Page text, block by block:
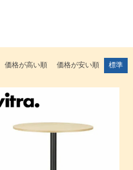
価格が高い順 価格が安い順 標準